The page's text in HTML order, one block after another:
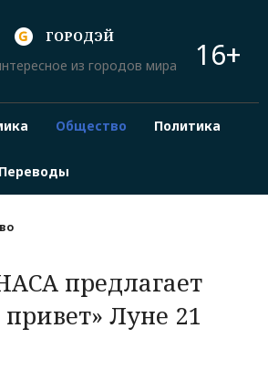
ГОРОДЭЙ
из городов мира
16+
Общество Политика
Переводы
предлагает
привет» Луне 21